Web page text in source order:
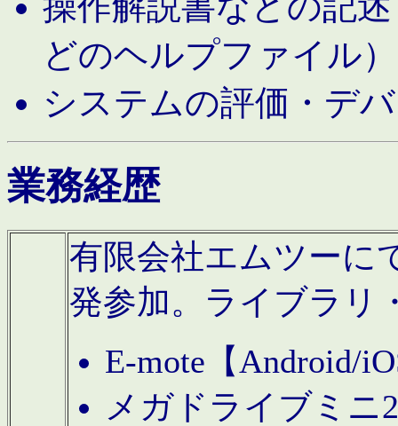
どのヘルプファイル）
システムの評価・デ
業務経歴
有限会社エムツーに
発参加。ライブラリ
E-mote【Android/
メガドライブミニ